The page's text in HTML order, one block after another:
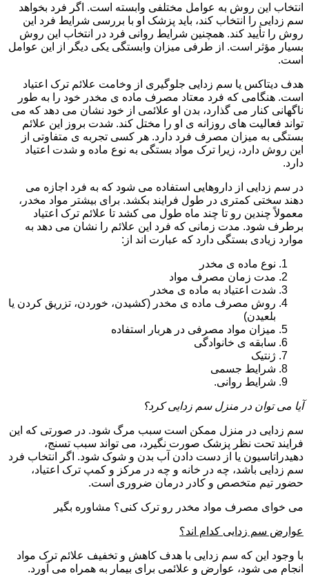
انتخاب این روش به عوامل مختلفی وابسته است. اگر فرد بخواهد
سم زدایی را انتخاب کند، باید پزشک او با بررسی شرایط فرد این
روش را تأیید کند. همچنین شرایط روانی فرد در انتخاب این روش
بسیار مؤثر است. از طرفی میزان وابستگی یکی دیگر از این عوامل
است.
هدف دیتاکس یا سم زدایی جلوگیری از وخامت علائم ترک اعتیاد
است. هنگامی که فرد معتاد مصرف ماده ی مخدر خود را به طور
ناگهانی کنار می گذارد، بدن او علائمی از خود نشان می دهد که می
تواند فعالیت های روزانه ی او را مختل کند. شدت بروز این علائم
بستگی به میزان مصرف فرد دارد. هر کسی تجربه ی متفاوتی از
این روش دارد، زیرا ترک مواد بستگی به نوع ماده و شدت اعتیاد
دارد.
در سم زدایی از داروهایی استفاده می شود که به فرد اجازه می
دهند سختی کمتری در طول فرایند بکشد. برای بیشتر مواد مخدر،
معمولاً چندین رو تا چند ماه طول می کشد تا علائم ترک اعتیاد
برطرف شود. مدت زمانی که فرد این علائم را نشان می دهد به
موارد زیادی بستگی دارد که عبارت اند از:
نوع ماده ی مخدر
مدت زمان مصرف مواد
شدت اعتیاد به ماده ی مخدر
روش مصرف ماده ی مخدر (کشیدن، خوردن، تزریق کردن یا
بلعیدن)
میزان مواد مصرفی در هربار استفاده
سابقه ی خانوادگی
ژنتیک
شرایط جسمی
شرایط روانی.
آیا می توان در منزل سم زدایی کرد؟
سم زدایی در منزل ممکن است سبب مرگ شود. در صورتی که این
فرایند تحت نظر پزشک صورت نگیرد، می تواند سبب تسنج،
دهیدراتاسیون یا از دست دادن آب بدن و شوک شود. اگر انتخاب فرد
سم زدایی باشد، چه در خانه و چه در مرکز و کمپ ترک اعتیاد،
حضور تیم متخصص و کادر درمان ضروری است.
می خوای مصرف مواد مخدر رو ترک کنی؟ مشاوره بگیر
عوارض سم زدایی کدام اند؟
با وجود این که سم زدایی با هدف کاهش و تخفیف علائم ترک مواد
انجام می شود، عوارض و علائمی برای بیمار به همراه می آورد.